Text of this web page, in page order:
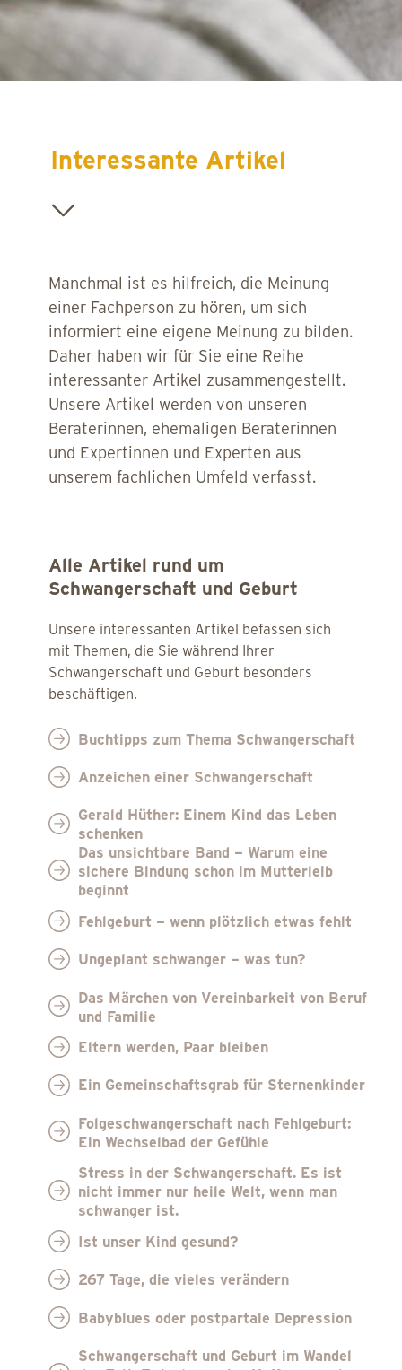
Interessante Artikel
Manchmal ist es hilfreich, die Meinung
einer Fachperson zu hören, um sich
informiert eine eigene Meinung zu bilden.
Daher haben wir für Sie eine Reihe
interessanter Artikel zusammengestellt.
Unsere Artikel werden von unseren
Beraterinnen, ehemaligen Beraterinnen
und Expertinnen und Experten aus
unserem fachlichen Umfeld verfasst.
Alle Artikel rund um
Schwangerschaft und Geburt
Unsere interessanten Artikel befassen sich
mit Themen, die Sie während Ihrer
Schwangerschaft und Geburt besonders
beschäftigen.
Buchtipps zum Thema Schwangerschaft
Anzeichen einer Schwangerschaft
Gerald Hüther: Einem Kind das Leben
schenken
Das unsichtbare Band – Warum eine
sichere Bindung schon im Mutterleib
beginnt
Fehlgeburt – wenn plötzlich etwas fehlt
Ungeplant schwanger – was tun?
Das Märchen von Vereinbarkeit von Beruf
und Familie
Eltern werden, Paar bleiben
Ein Gemeinschaftsgrab für Sternenkinder
Folgeschwangerschaft nach Fehlgeburt:
Ein Wechselbad der Gefühle
Stress in der Schwangerschaft. Es ist
nicht immer nur heile Welt, wenn man
schwanger ist.
Ist unser Kind gesund?
267 Tage, die vieles verändern
Babyblues oder postpartale Depression
Schwangerschaft und Geburt im Wandel